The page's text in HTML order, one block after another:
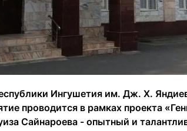
Ингушетия им. Дж. Х.
проводится в рамках проекта
Сайнароева - опытный и